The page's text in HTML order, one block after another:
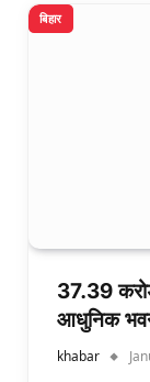
बिहार
37.39
आधुनिक भवन
khabar